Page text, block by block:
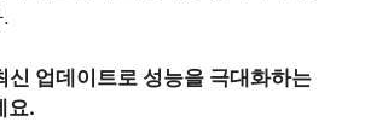
신 업데이트로 성능을 극대화하는
요.